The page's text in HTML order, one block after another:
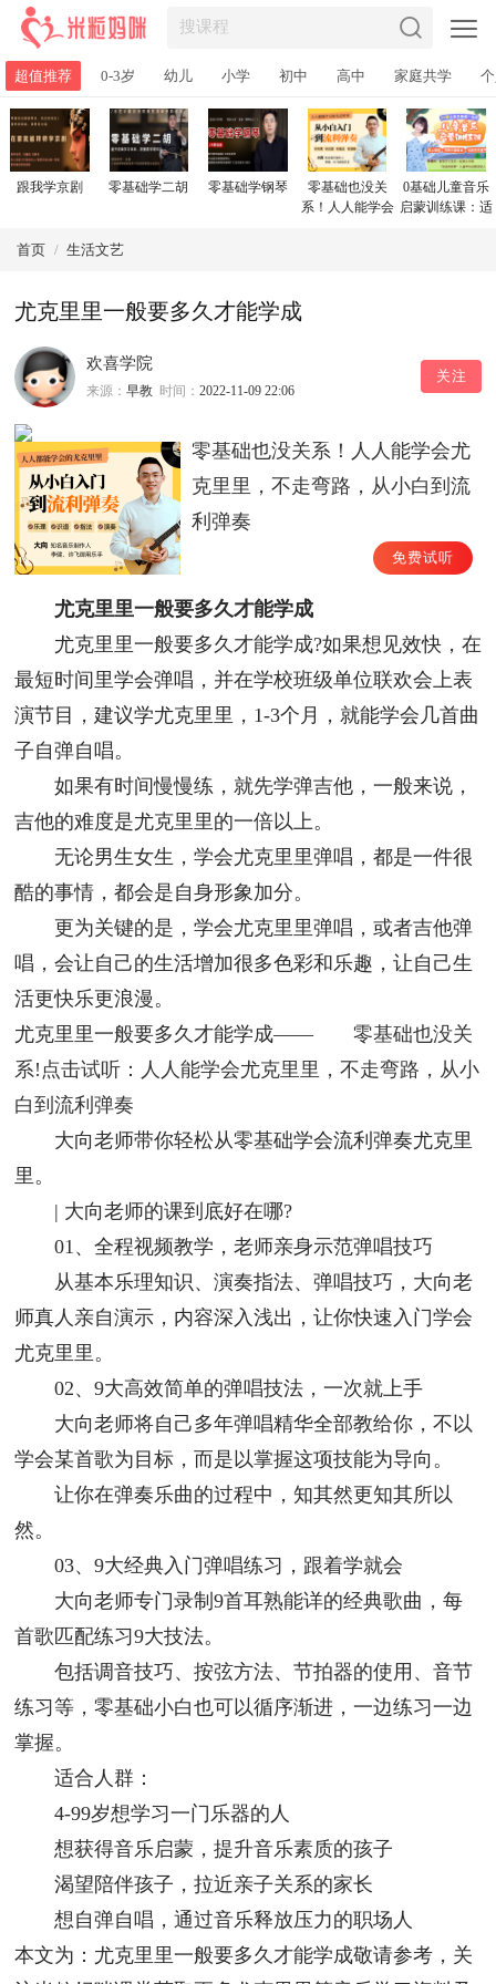
超值推荐 0-3岁 幼儿 小学 初中 高中 家庭共学
跟我学京剧 零基础学二胡 零基础学钢琴
零基础也没关
系！人人能学会
0基础儿童音乐
启蒙训练课：适
首页 / 生活文艺
尤克里里一般要多久才能学成
欢喜学院
关注
来源： 早教 时间： 2022-11-09 22:06
零基础也没关系！人人能学会尤
克里里，不走弯路，从小白到流
利弹奏
免费试听
尤克里里一般要多久才能学成
尤克里里一般要多久才能学成?如果想见效快，在
最短时间里学会弹唱，并在学校班级单位联欢会上表
演节目，建议学尤克里里，1-3个月，就能学会几首曲
子自弹自唱。
如果有时间慢慢练，就先学弹吉他，一般来说，
吉他的难度是尤克里里的一倍以上。
无论男生女生，学会尤克里里弹唱，都是一件很
酷的事情，都会是自身形象加分。
更为关键的是，学会尤克里里弹唱，或者吉他弹
唱，会让自己的生活增加很多色彩和乐趣，让自己生
活更快乐更浪漫。
尤克里里一般要多久才能学成—— 零基础也没关
系!点击试听：人人能学会尤克里里，不走弯路，从小
白到流利弹奏
大向老师带你轻松从零基础学会流利弹奏尤克里
里。
| 大向老师的课到底好在哪?
01、全程视频教学，老师亲身示范弹唱技巧
从基本乐理知识、演奏指法、弹唱技巧，大向老
师真人亲自演示，内容深入浅出，让你快速入门学会
尤克里里。
02、9大高效简单的弹唱技法，一次就上手
大向老师将自己多年弹唱精华全部教给你，不以
学会某首歌为目标，而是以掌握这项技能为导向。
让你在弹奏乐曲的过程中，知其然更知其所以
然。
03、9大经典入门弹唱练习，跟着学就会
大向老师专门录制9首耳熟能详的经典歌曲，每
首歌匹配练习9大技法。
包括调音技巧、按弦方法、节拍器的使用、音节
练习等，零基础小白也可以循序渐进，一边练习一边
掌握。
适合人群：
4-99岁想学习一门乐器的人
想获得音乐启蒙，提升音乐素质的孩子
渴望陪伴孩子，拉近亲子关系的家长
想自弹自唱，通过音乐释放压力的职场人
本文为：尤克里里一般要多久才能学成敬请参考，关